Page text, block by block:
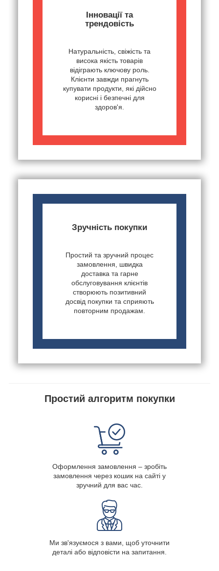
Інновації та
трендовість
Натуральність, свіжість та
висока якість товарів
відіграють ключову роль.
Клієнти завжди прагнуть
купувати продукти, які дійсно
корисні і безпечні для
здоров'я.
Зручність покупки
Простий та зручний процес
замовлення, швидка
доставка та гарне
обслуговування клієнтів
створюють позитивний
досвід покупки та сприяють
повторним продажам.
Простий алгоритм покупки
Оформлення замовлення – зробіть
замовлення через кошик на сайті у
зручний для вас час.
Ми зв'язуємося з вами, щоб уточнити
деталі або відповісти на запитання.